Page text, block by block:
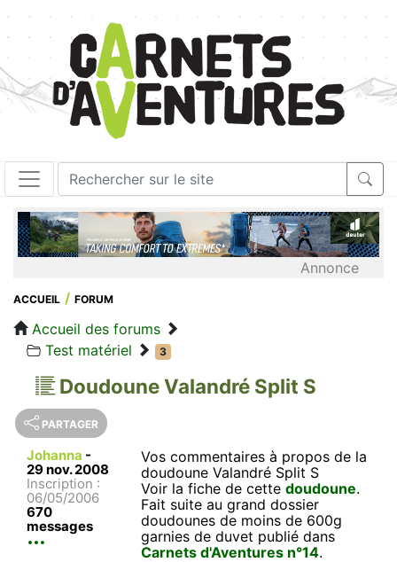
Annonce
ACCUEIL FORUM
Accueil des forums
Test matériel
3
Doudoune Valandré Split S
PARTAGER
Johanna -
29 nov. 2008
Inscription :
06/05/2006
670
messages
Vos commentaires à propos de la
doudoune Valandré Split S
Voir la fiche de cettedoudoune.
Fait suite au grand dossier
doudounes de moins de 600g
garnies de duvet publié dans
Carnets d'Aventures n°14.